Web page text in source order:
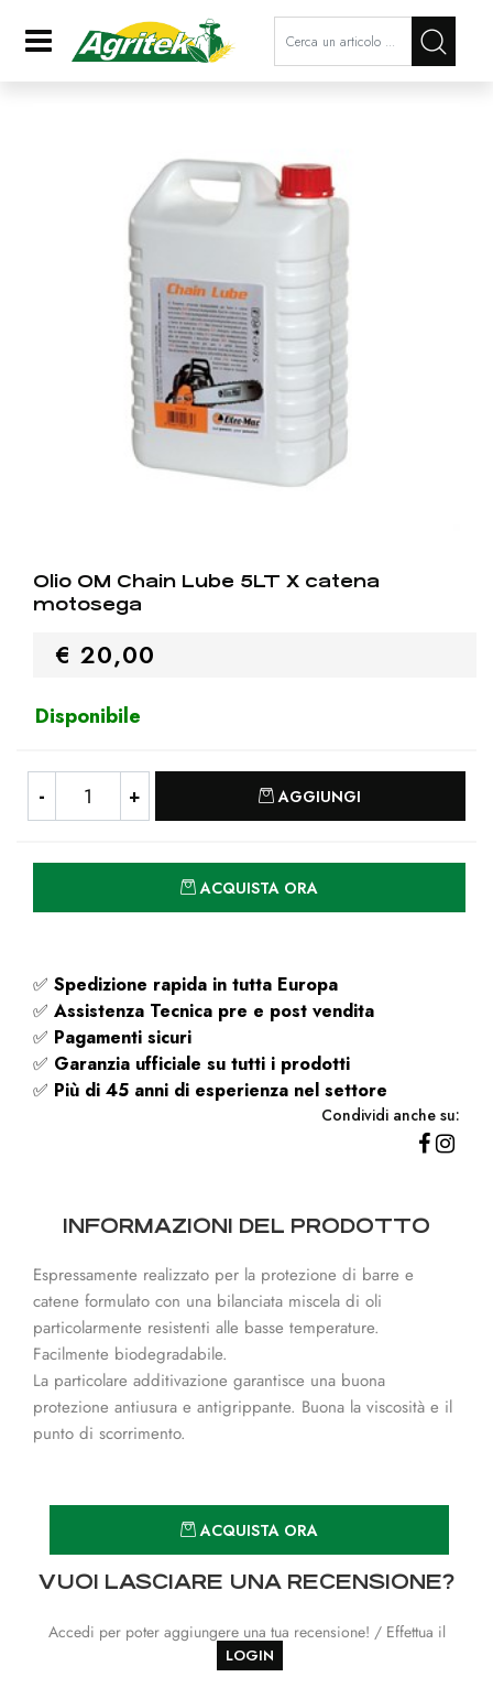
Open La modifica di un filtro
Olio OM Chain Lube 5LT X catena
motosega
€ 20,00
Disponibile
AGGIUNGI
ACQUISTA ORA
✅ Spedizione rapida in tutta Europa
✅ Assistenza Tecnica pre e post vendita
✅ Pagamenti sicuri
✅ Garanzia ufficiale su tutti i prodotti
✅ Più di 45 anni di esperienza nel settore
Condividi anche su:
INFORMAZIONI DEL PRODOTTO
Espressamente realizzato per la protezione di barre e
catene formulato con una bilanciata miscela di oli
particolarmente resistenti alle basse temperature.
Facilmente biodegradabile.
La particolare additivazione garantisce una buona
protezione antiusura e antigrippante. Buona la viscosità e il
punto di scorrimento.
ACQUISTA ORA
VUOI LASCIARE UNA RECENSIONE?
Accedi per poter aggiungere una tua recensione! / Effettua il
LOGIN